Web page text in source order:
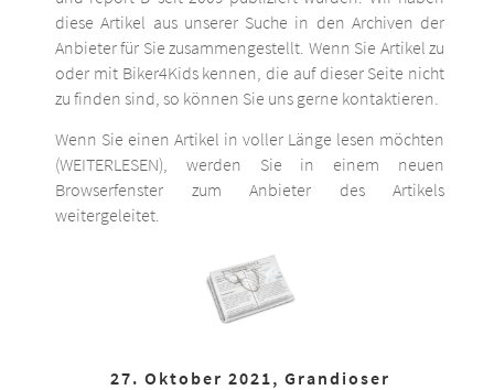
diese Artikel aus unserer Suche in den Archiven der
Anbieter für Sie zusammengestellt. Wenn Sie Artikel zu
oder mit Biker4Kids kennen, die auf dieser Seite nicht
zu finden sind, so können Sie uns gerne kontaktieren.
Wenn Sie einen Artikel in voller Länge lesen möchten
(WEITERLESEN), werden Sie in einem neuen
Browserfenster zum Anbieter des Artikels
weitergeleitet.
27. Oktober 2021, Grandioser